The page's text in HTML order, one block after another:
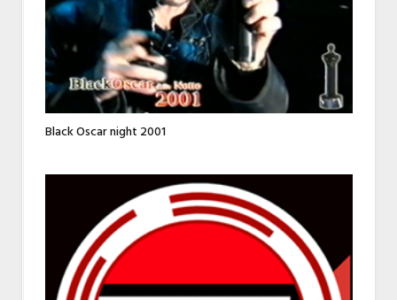
Black Oscar night 2001